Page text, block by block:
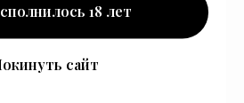
18 лет
сайт
и натуральных
винодельческих хозяйств